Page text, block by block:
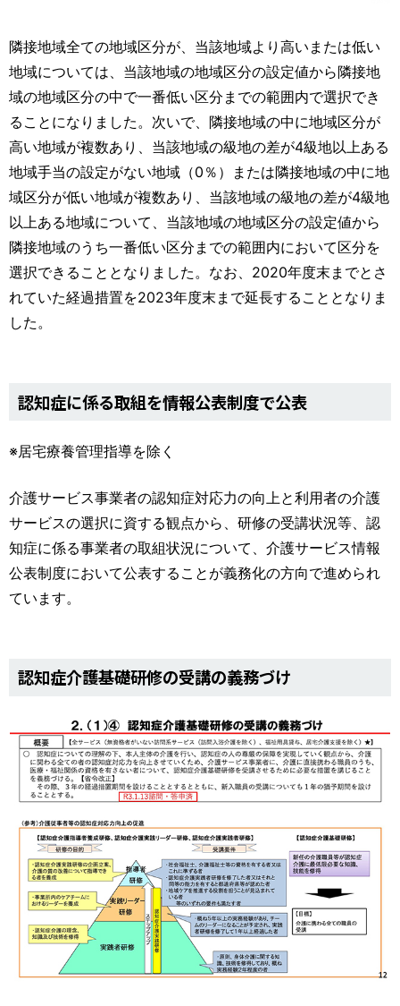
隣接地域全ての地域区分が、当該地域より高いまたは低い
地域については、当該地域の地域区分の設定値から隣接地
域の地域区分の中で一番低い区分までの範囲内で選択でき
ることになりました。次いで、隣接地域の中に地域区分が
高い地域が複数あり、当該地域の級地の差が4級地以上ある
地域手当の設定がない地域（0％）または隣接地域の中に地
域区分が低い地域が複数あり、当該地域の級地の差が4級地
以上ある地域について、当該地域の地域区分の設定値から
隣接地域のうち一番低い区分までの範囲内において区分を
選択できることとなりました。なお、2020年度末までとさ
れていた経過措置を2023年度末まで延長することとなりま
した。
認知症に係る取組を情報公表制度で公表
※居宅療養管理指導を除く
介護サービス事業者の認知症対応力の向上と利用者の介護
サービスの選択に資する観点から、研修の受講状況等、認
知症に係る事業者の取組状況について、介護サービス情報
公表制度において公表することが義務化の方向で進められ
ています。
認知症介護基礎研修の受講の義務づけ